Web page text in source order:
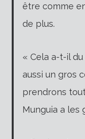
être comme
de plus.
« Cela a-t-il du
aussi un gros
prendrons
Munguia a les